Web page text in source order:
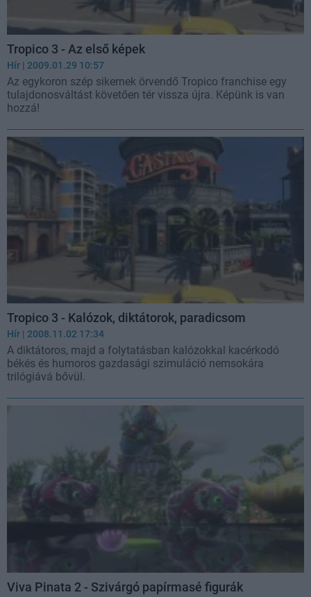
Tropico 3 - Az első képek
Hír | 2009.01.29 10:57
Az egykoron szép sikernek örvendő Tropico franchise egy
tulajdonosváltást követően tér vissza újra. Képünk is van
hozzá!
Tropico 3 - Kalózok, diktátorok, paradicsom
Hír | 2008.11.02 17:34
A diktátoros, majd a folytatásban kalózokkal kacérkodó
békés és humoros gazdasági szimuláció nemsokára
trilógiává bővül.
Viva Pinata 2 - Szivárgó papírmasé figurák